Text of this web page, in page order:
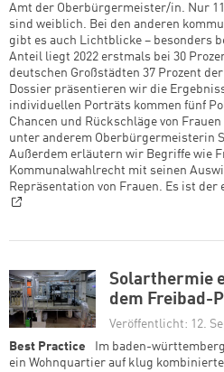
Amt der Oberbürgermeister/in. Nur
sind weiblich. Bei den anderen
gibt es auch Lichtblicke – besonders
Anteil liegt 2022 erstmals bei 30
deutschen Großstädten 37 Prozent
Dossier präsentieren wir die
individuellen Porträts kommen fünf
Chancen und Rückschläge von
unter anderem Oberbürgermeisterin
Außerdem erläutern wir Begriffe wie
Kommunalwahlrecht mit seinen
Repräsentation von Frauen. Es ist
Solarthermie
dem Freibad-
Veröffentlicht: 12.
Best Practice
Im baden-
ein Wohnquartier auf klug